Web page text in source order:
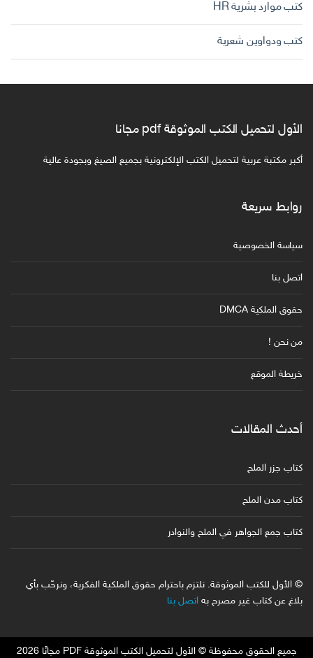
كتب موارد بشرية HR
كتب ودواوين شعرية
الأول لتحميل الكتب الموثوقة pdf مجانا
أكبر مكتبة عربية لتحميل الكتب الإلكترونية بجميع الصيغ وبجودة عالية
روابط سريعة
سياسة الخصوصية
اتصل بنا
حقوق الملكية DMCA
من نحن !
خريطة الموقع
أحدث المقالات
كتاب جزر الملح
كتاب مدن الملح
كتاب جمع الجواهر في الملح والنوادر
© الأول للكتب الموثوقة. نلتزم باحترام حقوق الملكية الفكرية، ونرحّب بأي
بلاغ عن كتاب غير مصرح به اتصل بنا
جميع الحقوق محفوظة © الأول لتحميل الكتب الموثوقة PDF مجانًا 2026